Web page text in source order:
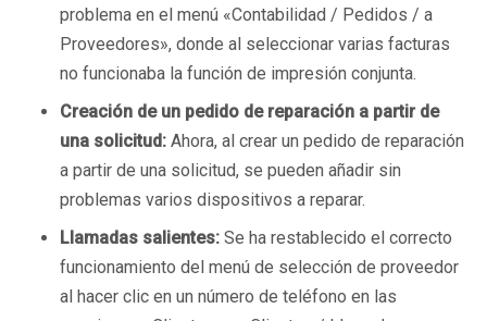
problema en el menú «Contabilidad / Pedidos / a
Proveedores», donde al seleccionar varias facturas
no funcionaba la función de impresión conjunta.
Creación de un pedido de reparación a partir de
una solicitud: Ahora, al crear un pedido de reparación
a partir de una solicitud, se pueden añadir sin
problemas varios dispositivos a reparar.
Llamadas salientes: Se ha restablecido el correcto
funcionamiento del menú de selección de proveedor
al hacer clic en un número de teléfono en las